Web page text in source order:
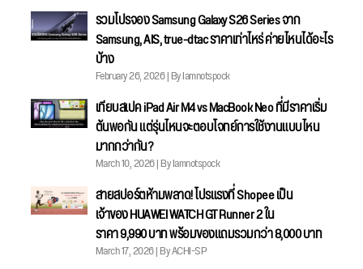
รวมโปรจอง Samsung Galaxy S26 Series จาก
Samsung, AIS, true-dtac ราคาเท่าไหร่ ค่ายไหนได้อะไร
บ้าง
February 26, 2026 | By Iamnotspock
เทียบสเปค iPad Air M4 vs MacBook Neo ที่มีราคาเริ่ม
ต้นพอกัน แต่รุ่นไหนจะตอบโจทย์การใช้งานแบบไหน
มากกว่ากัน?
March 10, 2026 | By Iamnotspock
สายสปอร์ตห้ามพลาด! โปรแรงที่ Shopee เป็น
เจ้าของ HUAWEI WATCH GT Runner 2 ใน
ราคา 9,990 บาท พร้อมของแถมรวมกว่า 8,000 บาท
March 17, 2026 | By ACHI-SP